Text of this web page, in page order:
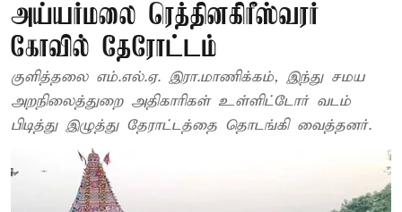
அய்யர்மலை ரெத்தினகிரீஸ்வரர்
கோவில் தேரோட்டம்
குளித்தலை எம்.எல்.ஏ. இரா.மாணிக்கம், இந்து சமய
அறநிலைத்துறை அதிகாரிகள் உள்ளிட்டோர் வடம்
பிடித்து இழுத்து தேராட்டத்தை தொடங்கி வைத்தனர்.